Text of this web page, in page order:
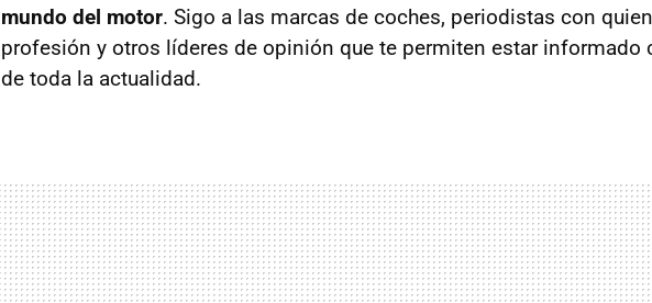
mundo del motor. Sigo a las marcas de coches, periodistas con
profesión y otros líderes de opinión que te permiten estar informado
de toda la actualidad.